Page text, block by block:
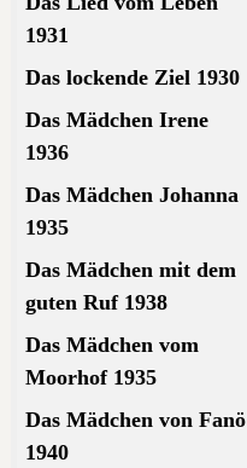
1931
Das lockende Ziel 1930
Das Mädchen Irene
1936
Das Mädchen Johanna
1935
Das Mädchen mit dem
guten Ruf 1938
Das Mädchen vom
Moorhof 1935
Das Mädchen von Fanö
1940